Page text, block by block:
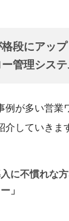
段にアッ
管理シス
例が多い営業
介していきま
に不慣れな
」